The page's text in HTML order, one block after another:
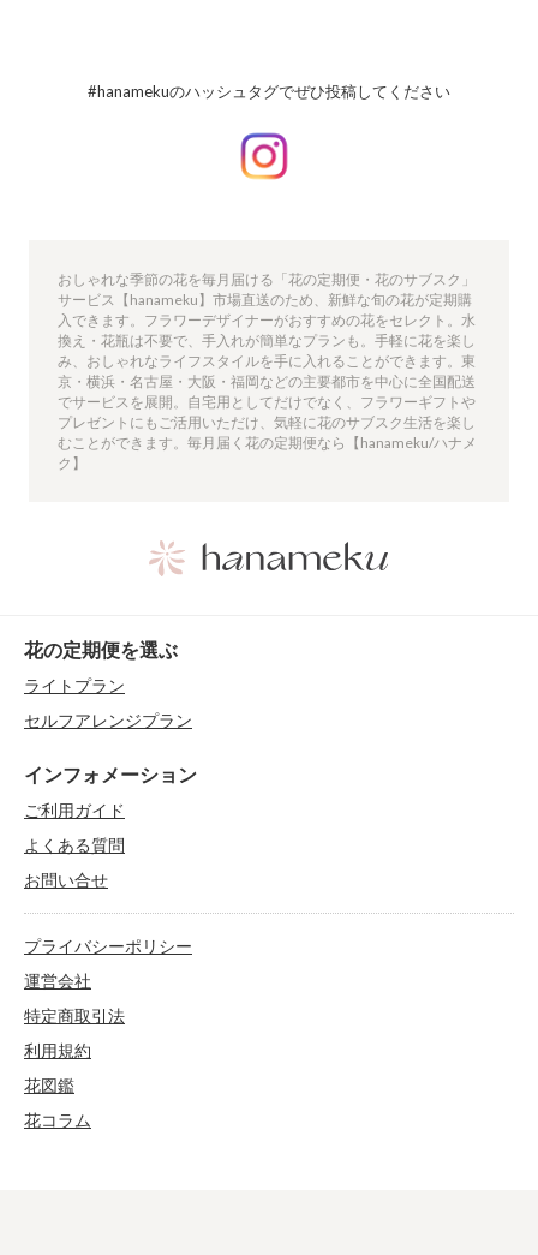
#hanamekuのハッシュタグでぜひ投稿してください
おしゃれな季節の花を毎月届ける「花の定期便・花のサブスク」
サービス【hanameku】市場直送のため、新鮮な旬の花が定期購
入できます。フラワーデザイナーがおすすめの花をセレクト。水
換え・花瓶は不要で、手入れが簡単なプランも。手軽に花を楽し
み、おしゃれなライフスタイルを手に入れることができます。東
京・横浜・名古屋・大阪・福岡などの主要都市を中心に全国配送
でサービスを展開。自宅用としてだけでなく、フラワーギフトや
プレゼントにもご活用いただけ、気軽に花のサブスク生活を楽し
むことができます。毎月届く花の定期便なら【hanameku/ハナメ
ク】
花の定期便を選ぶ
ライトプラン
セルフアレンジプラン
インフォメーション
ご利用ガイド
よくある質問
お問い合せ
プライバシーポリシー
運営会社
特定商取引法
利用規約
花図鑑
花コラム